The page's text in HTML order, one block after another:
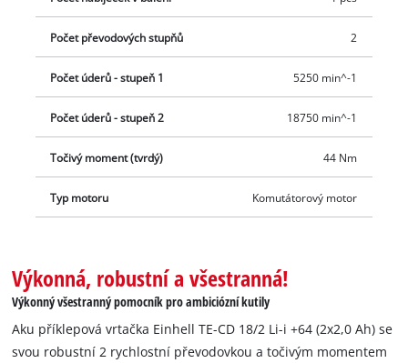
Počet převodových stupňů 2
Počet úderů - stupeň 1 5250 min^-1
Počet úderů - stupeň 2 18750 min^-1
Točivý moment (tvrdý) 44 Nm
Typ motoru Komutátorový motor
Výkonná, robustní a všestranná!
Výkonný všestranný pomocník pro ambiciózní kutily
Aku příklepová vrtačka Einhell TE-CD 18/2 Li-i +64 (2x2,0 Ah) se
svou robustní 2 rychlostní převodovkou a točivým momentem